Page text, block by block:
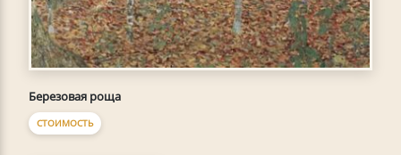
Березовая роща
СТОИМОСТЬ